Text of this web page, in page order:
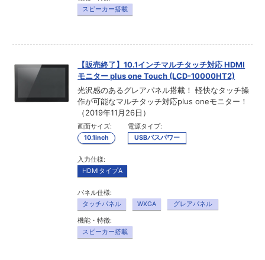
スピーカー搭載
【販売終了】10.1インチマルチタッチ対応 HDMI
モニター plus one Touch (LCD-10000HT2)
光沢感のあるグレアパネル搭載！ 軽快なタッチ操
作が可能なマルチタッチ対応plus oneモニター！
（2019年11月26日）
画面サイズ:
10.1inch
電源タイプ:
USBバスパワー
入力仕様:
HDMIタイプA
パネル仕様:
タッチパネル
WXGA グレアパネル
機能・特徴:
スピーカー搭載